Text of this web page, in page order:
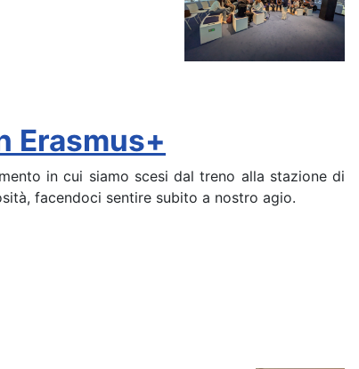
Erasmus+
in cui siamo scesi dal treno alla stazione di
facendoci sentire subito a nostro agio.